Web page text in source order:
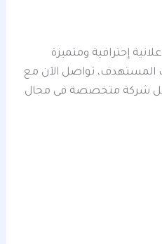
إحترافية ومتميزة
المستهدف، تواصل الآن مع
شركة متخصصة فى مجال